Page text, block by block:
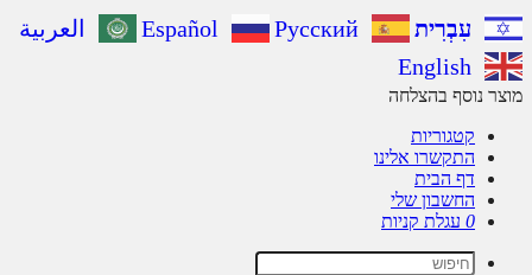
עִבְרִית Español Русский
العربية
English
נוסף בהצלחה
קטגוריות
התקשרו אלינו
דף הבית
החשבון שלי
עגלת קניות